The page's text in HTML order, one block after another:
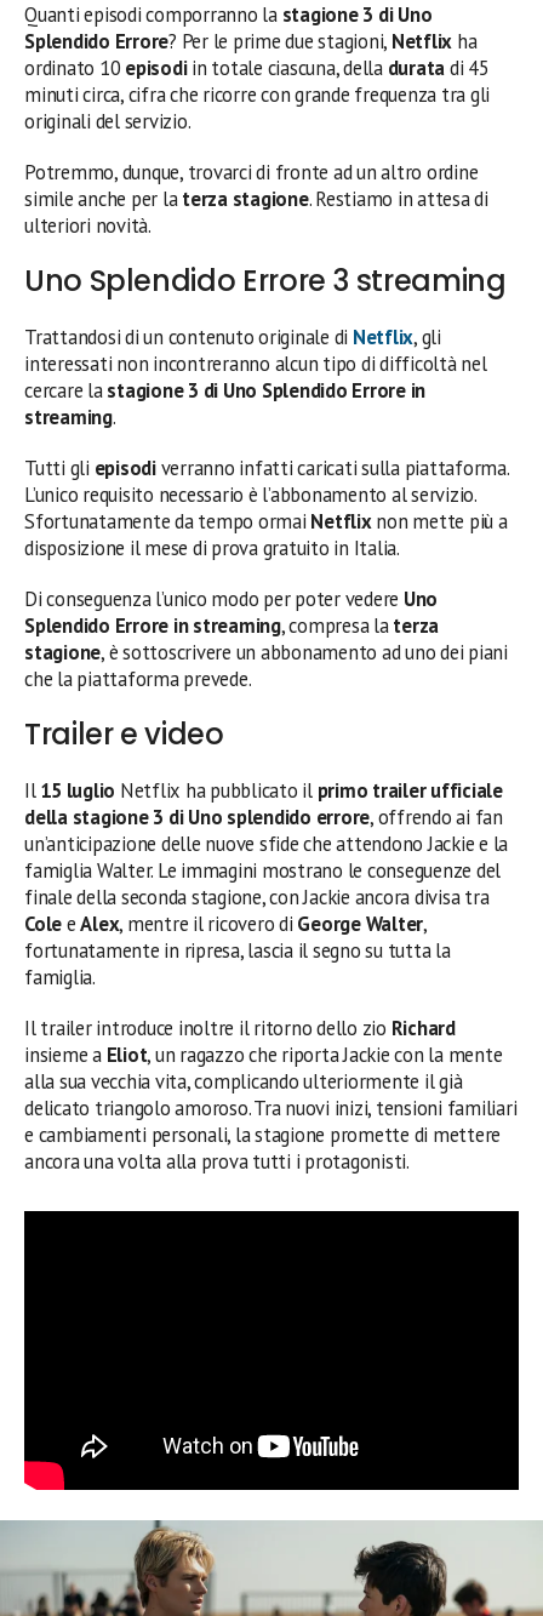
Quanti episodi comporranno la stagione 3 di Uno
Splendido Errore? Per le prime due stagioni, Netflix ha
ordinato 10 episodiin totale ciascuna, della duratadi 45
minuti circa, cifra che ricorre con grande frequenza tra gli
originali del servizio.
Potremmo, dunque, trovarci di fronte ad un altro ordine
simile anche per laterza stagione. Restiamo in attesa di
ulteriori novità.
Uno Splendido Errore 3 streaming
Trattandosi di un contenuto originale di Netflix, gli
interessati non incontreranno alcun tipo di difficoltà nel
cercare lastagione 3 di Uno Splendido Errore in
streaming.
Tutti gli episodiverranno infatti caricati sulla piattaforma.
L’unico requisito necessario è l’abbonamento al servizio.
Sfortunatamente da tempo ormai Netflixnon mette più a
disposizione il mese di prova gratuito in Italia.
Di conseguenza l’unico modo per poter vedere Uno
Splendido Errore in streaming, compresa laterza
stagione, è sottoscrivere un abbonamento ad uno dei piani
che la piattaforma prevede.
Trailer e video
Il15 luglio Netflix ha pubblicato il primo trailer ufficiale
della stagione 3 di Uno splendido errore, offrendo ai fan
un’anticipazione delle nuove sfide che attendono Jackie e la
famiglia Walter. Le immagini mostrano le conseguenze del
finale della seconda stagione, con Jackie ancora divisa tra
ColeeAlex, mentre il ricovero di George Walter,
fortunatamente in ripresa, lascia il segno su tutta la
famiglia.
Il trailer introduce inoltre il ritorno dello zio Richard
insieme a Eliot, un ragazzo che riporta Jackie con la mente
alla sua vecchia vita, complicando ulteriormente il già
delicato triangolo amoroso. Tra nuovi inizi, tensioni familiari
e cambiamenti personali, la stagione promette di mettere
ancora una volta alla prova tutti i protagonisti.